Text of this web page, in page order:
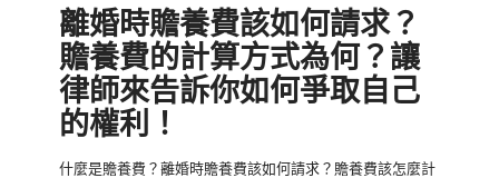
離婚時贍養費該如何請求？
贍養費的計算方式為何？讓
律師來告訴你如何爭取自己
的權利！
什麼是贍養費？離婚時贍養費該如何請求？贍養費該怎麼計